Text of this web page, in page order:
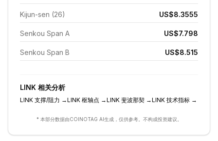
Kijun-sen (26) US$8.3555
Senkou Span A US$7.798
Senkou Span B US$8.515
LINK 相关分析
LINK 支撑/阻力 →LINK 枢轴点 →LINK 斐波那契 →LINK 技术指标 →
* 本部分数据由COINOTAG AI生成，仅供参考。不构成投资建议。